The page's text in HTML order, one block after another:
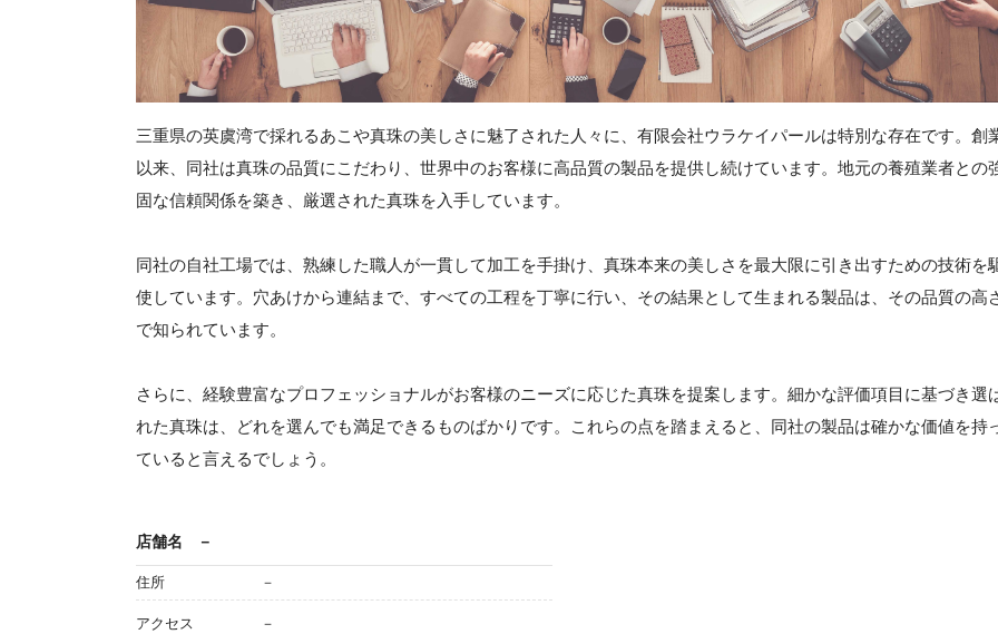
三重県の英虞湾で採れるあこや真珠の美しさに魅了された人々に、有限会社ウラケイパールは特別な存在です。創
以来、同社は真珠の品質にこだわり、世界中のお客様に高品質の製品を提供し続けています。地元の養殖業者との
固な信頼関係を築き、厳選された真珠を入手しています。
同社の自社工場では、熟練した職人が一貫して加工を手掛け、真珠本来の美しさを最大限に引き出すための技術を
使しています。穴あけから連結まで、すべての工程を丁寧に行い、その結果として生まれる製品は、その品質の高
で知られています。
さらに、経験豊富なプロフェッショナルがお客様のニーズに応じた真珠を提案します。細かな評価項目に基づき選
れた真珠は、どれを選んでも満足できるものばかりです。これらの点を踏まえると、同社の製品は確かな価値を持
ていると言えるでしょう。
店舗名 －
住所 －
アクセス －